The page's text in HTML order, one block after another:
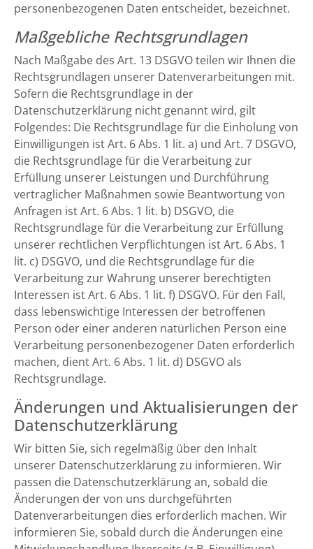
personenbezogenen Daten entscheidet, bezeichnet.
Maßgebliche Rechtsgrundlagen
Nach Maßgabe des Art. 13 DSGVO teilen wir Ihnen die
Rechtsgrundlagen unserer Datenverarbeitungen mit.
Sofern die Rechtsgrundlage in der
Datenschutzerklärung nicht genannt wird, gilt
Folgendes: Die Rechtsgrundlage für die Einholung von
Einwilligungen ist Art. 6 Abs. 1 lit. a) und Art. 7 DSGVO,
die Rechtsgrundlage für die Verarbeitung zur
Erfüllung unserer Leistungen und Durchführung
vertraglicher Maßnahmen sowie Beantwortung von
Anfragen ist Art. 6 Abs. 1 lit. b) DSGVO, die
Rechtsgrundlage für die Verarbeitung zur Erfüllung
unserer rechtlichen Verpflichtungen ist Art. 6 Abs. 1
lit. c) DSGVO, und die Rechtsgrundlage für die
Verarbeitung zur Wahrung unserer berechtigten
Interessen ist Art. 6 Abs. 1 lit. f) DSGVO. Für den Fall,
dass lebenswichtige Interessen der betroffenen
Person oder einer anderen natürlichen Person eine
Verarbeitung personenbezogener Daten erforderlich
machen, dient Art. 6 Abs. 1 lit. d) DSGVO als
Rechtsgrundlage.
Änderungen und Aktualisierungen der
Datenschutzerklärung
Wir bitten Sie, sich regelmäßig über den Inhalt
unserer Datenschutzerklärung zu informieren. Wir
passen die Datenschutzerklärung an, sobald die
Änderungen der von uns durchgeführten
Datenverarbeitungen dies erforderlich machen. Wir
informieren Sie, sobald durch die Änderungen eine